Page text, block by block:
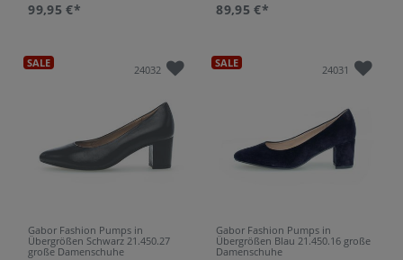
99,95 €* 89,95 €*
SALE 24032
Gabor Fashion Pumps in
Übergrößen Schwarz 21.450.27
große Damenschuhe
SALE 24031
Gabor Fashion Pumps in
Übergrößen Blau 21.450.16 große
Damenschuhe